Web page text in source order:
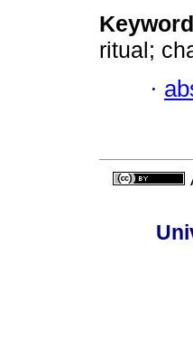
ritual;
·